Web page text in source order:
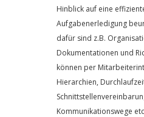
Hinblick auf eine
Aufgabenerledigung
dafür sind z.B.
Dokumentationen und
können per
Hierarchien,
Kommunikationswege